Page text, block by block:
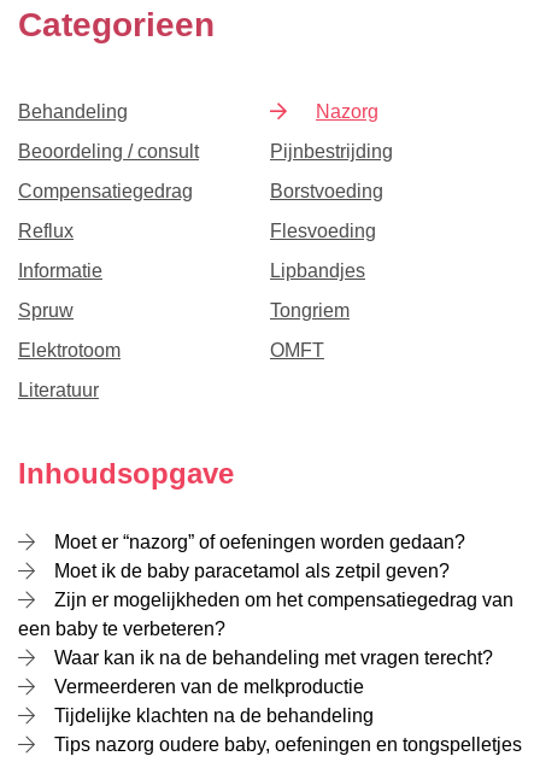
Categorieen
Behandeling
Nazorg
Beoordeling / consult
Pijnbestrijding
Compensatiegedrag
Borstvoeding
Reflux
Flesvoeding
Informatie
Lipbandjes
Spruw
Tongriem
Elektrotoom
OMFT
Literatuur
Inhoudsopgave
Moet er “nazorg” of oefeningen worden gedaan?
Moet ik de baby paracetamol als zetpil geven?
Zijn er mogelijkheden om het compensatiegedrag van
een baby te verbeteren?
Waar kan ik na de behandeling met vragen terecht?
Vermeerderen van de melkproductie
Tijdelijke klachten na de behandeling
Tips nazorg oudere baby, oefeningen en tongspelletjes